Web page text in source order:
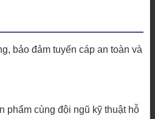
bảo đảm tuyến cáp an toàn và
phẩm cùng đội ngũ kỹ thuật hỗ